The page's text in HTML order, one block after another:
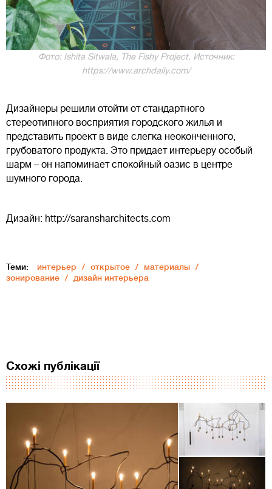
Фото: Ishita Sitwala, The Fishy Project. Источник:
https://www.archdaily.com/
Дизайнеры решили отойти от стандартного
стереотипного восприятия городского жилья и
представить проект в виде слегка неоконченного,
грубоватого продукта. Это придает интерьеру особый
шарм – он напоминает спокойный оазис в центре
шумного города.
Дизайн: http://saransharchitects.com
Теми: интерьер открытое
материалы
зонирование
дизайн интерьера
Схожі публікації